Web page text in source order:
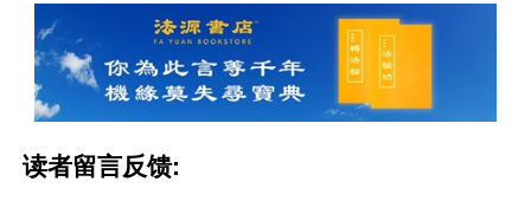
读者留言反馈: